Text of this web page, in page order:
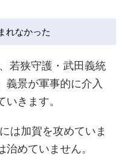
れなかった
若狭守護・武田義統
義景が軍事的に介入
きます。
は加賀を攻めていま
めていません。